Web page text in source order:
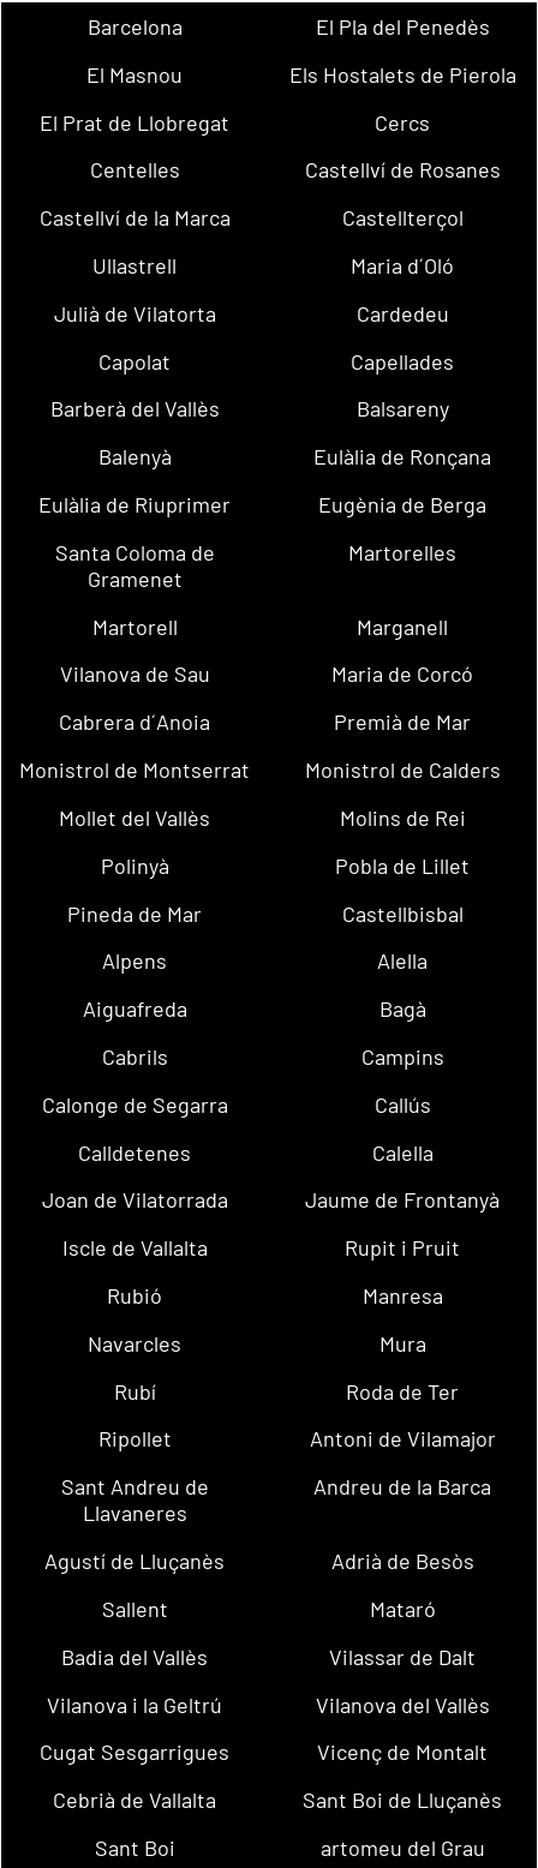
Barcelona
El Pla del Penedès
El Masnou
Els Hostalets de Pierola
El Prat de Llobregat
Cercs
Centelles
Castellví de Rosanes
Castellví de la Marca
Castellterçol
Ullastrell
Maria d´Oló
Julià de Vilatorta
Cardedeu
Capolat
Capellades
Barberà del Vallès
Balsareny
Balenyà
Eulàlia de Ronçana
Eulàlia de Riuprimer
Eugènia de Berga
Santa Coloma de
Gramenet
Martorelles
Martorell
Marganell
Vilanova de Sau
Maria de Corcó
Cabrera d´Anoia
Premià de Mar
Monistrol de Montserrat
Monistrol de Calders
Mollet del Vallès
Molins de Rei
Polinyà
Pobla de Lillet
Pineda de Mar
Castellbisbal
Alpens
Alella
Aiguafreda
Bagà
Cabrils
Campins
Calonge de Segarra
Callús
Calldetenes
Calella
Joan de Vilatorrada
Jaume de Frontanyà
Iscle de Vallalta
Rupit i Pruit
Rubió
Manresa
Navarcles
Mura
Rubí
Roda de Ter
Ripollet
Antoni de Vilamajor
Sant Andreu de
Llavaneres
Andreu de la Barca
Agustí de Lluçanès
Adrià de Besòs
Sallent
Mataró
Badia del Vallès
Vilassar de Dalt
Vilanova i la Geltrú
Vilanova del Vallès
Cugat Sesgarrigues
Vicenç de Montalt
Cebrià de Vallalta
Sant Boi de Lluçanès
Sant Boi
artomeu del Grau